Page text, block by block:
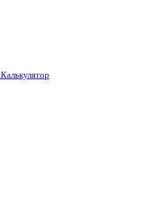
Калькулятор